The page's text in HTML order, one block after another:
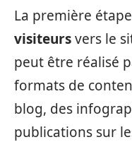
La première
visiteursvers le
peut être réalisé
formats de
blog, des
publications sur